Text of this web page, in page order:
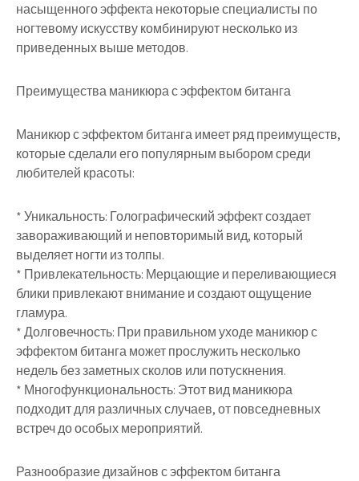
насыщенного эффекта некоторые специалисты по
ногтевому искусству комбинируют несколько из
приведенных выше методов.
Преимущества маникюра с эффектом битанга
Маникюр с эффектом битанга имеет ряд преимуществ,
которые сделали его популярным выбором среди
любителей красоты:
* Уникальность: Голографический эффект создает
завораживающий и неповторимый вид, который
выделяет ногти из толпы.
* Привлекательность: Мерцающие и переливающиеся
блики привлекают внимание и создают ощущение
гламура.
* Долговечность: При правильном уходе маникюр с
эффектом битанга может прослужить несколько
недель без заметных сколов или потускнения.
* Многофункциональность: Этот вид маникюра
подходит для различных случаев, от повседневных
встреч до особых мероприятий.
Разнообразие дизайнов с эффектом битанга